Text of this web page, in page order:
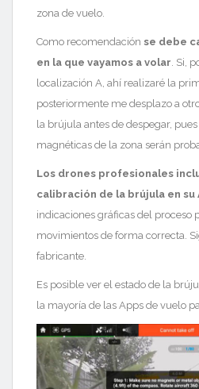
zona de vuelo.
Como recomendación se debe
en la que vayamos a volar . Si,
localización A, ahí realizaré la
posteriormente me desplazo a
la brújula antes de despegar,
magnéticas de la zona serán
Los drones profesionales
calibración de la brújula en su
indicaciones gráficas del proceso
movimientos de forma correcta.
fabricante.
Es posible ver el estado de la
la mayoría de las Apps de vuelo